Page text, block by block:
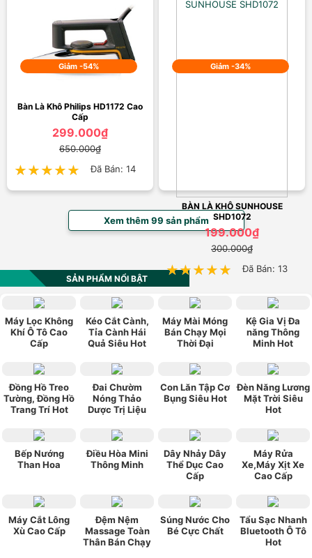
Giảm -54%
Bàn Là Khô Philips HD1172 Cao
Cấp
299.000₫
650.000₫
★★★★★
★★★★★ Đã Bán: 14
Giảm -34%
BÀN LÀ KHÔ SUNHOUSE
SHD1072
199.000₫
300.000₫
★★★★★
★★★★★ Đã Bán: 13
Xem thêm 99 sản phẩm
SẢN PHẨM NỔI BẬT
Máy Lọc Không
Khí Ô Tô Cao
Cấp
Kéo Cắt Cành,
Tỉa Cành Hái
Quả Siêu Hot
Máy Mài Móng
Bán Chạy Mọi
Thời Đại
Kệ Gia Vị Đa
năng Thông
Minh Hot
Đồng Hồ Treo
Tường, Đồng Hồ
Trang Trí Hot
Đai Chườm
Nóng Thảo
Dược Trị Liệu
Con Lăn Tập Cơ
Bụng Siêu Hot
Đèn Năng Lương
Mặt Trời Siêu
Hot
Bếp Nướng
Than Hoa
Điều Hòa Mini
Thông Minh
Dây Nhảy Dây
Thể Dục Cao
Cấp
Máy Rửa
Xe,Máy Xịt Xe
Cao Cấp
Máy Cắt Lông
Xù Cao Cấp
Đệm Nệm
Massage Toàn
Thân Bán Chạy
Súng Nước Cho
Bé Cực Chất
Tẩu Sạc Nhanh
Bluetooth Ô Tô
Hot